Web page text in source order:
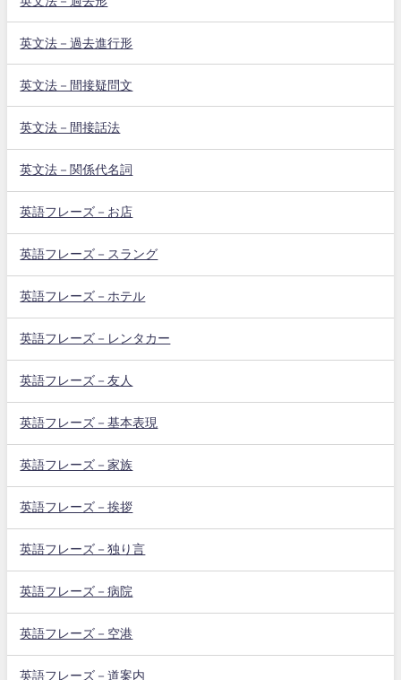
英文法－過去進行形
英文法－間接疑問文
英文法－間接話法
英文法－関係代名詞
英語フレーズ－お店
英語フレーズ－スラング
英語フレーズ－ホテル
英語フレーズ－レンタカー
英語フレーズ－友人
英語フレーズ－基本表現
英語フレーズ－家族
英語フレーズ－挨拶
英語フレーズ－独り言
英語フレーズ－病院
英語フレーズ－空港
英語フレーズ－道案内